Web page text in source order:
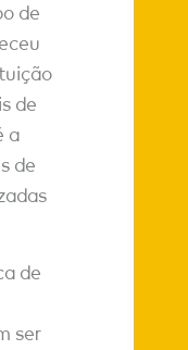
de
de
a
de
de
ser